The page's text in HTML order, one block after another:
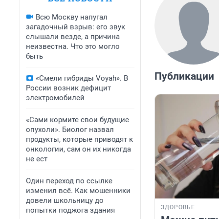
Всю Москву напугал
загадочный взрыв: его звук
слышали везде, а причина
неизвестна. Что это могло
быть
«Смели гибриды Voyah». В
России возник дефицит
электромобилей
«Сами кормите свои будущие
опухоли». Биолог назвал
продукты, которые приводят к
онкологии, сам он их никогда
не ест
Один переход по ссылке
изменил всё. Как мошенники
довели школьницу до
попытки поджога здания
Публикации
ЗДОРОВЬЕ